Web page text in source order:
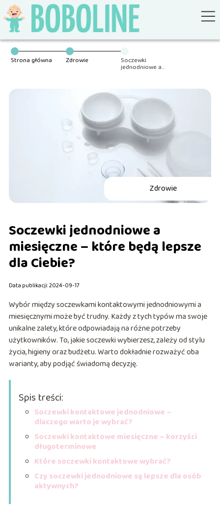
Strona główna Zdrowie Soczewki
jednodniowe a
Zdrowie
Soczewki jednodniowe a
miesięczne – które będą lepsze
dla Ciebie?
Data publikacji: 2024-09-17
Wybór między soczewkami kontaktowymi jednodniowymi a
miesięcznymi może być trudny. Każdy z tych typów ma swoje
unikalne zalety, które odpowiadają na różne potrzeby
użytkowników. To, jakie soczewki wybierzesz, zależy od stylu
życia, higieny oraz budżetu. Warto dokładnie rozważyć oba
warianty, aby podjąć świadomą decyzję.
Spis treści:
Soczewki kontaktowe jednodniowe –
dlaczego warto je wybrać?
Soczewki kontaktowe miesięczne – korzyści
długoterminowe
Które soczewki kontaktowe wybrać?
Czy soczewki jednodniowe są lepsze dla osób
aktywnych?